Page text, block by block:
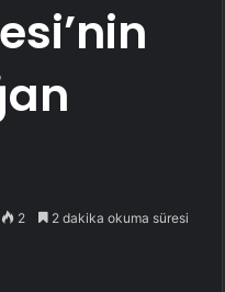
2 2 dakika okuma süresi